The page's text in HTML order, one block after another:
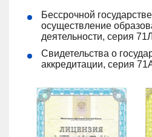
Бессрочной
осуществление
деятельности, серия
Свидетельства о
аккредитации, серия